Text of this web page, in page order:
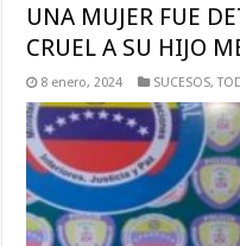
UNA MUJER FUE
CRUEL A SU HIJO
8 enero, 2024 SUCESOS,